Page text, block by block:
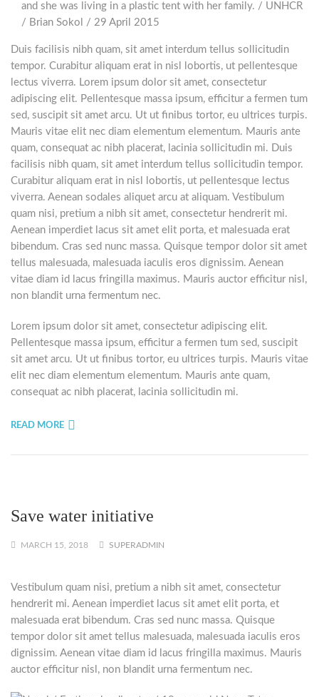
Duis facilisis nibh quam, sit amet interdum tellus sollicitudin
tempor. Curabitur aliquam erat in nisl lobortis, ut pellentesque
lectus viverra. Lorem ipsum dolor sit amet, consectetur
adipiscing elit. Pellentesque massa ipsum, efficitur a fermen tum
sed, suscipit sit amet arcu. Ut ut finibus tortor, eu ultrices turpis.
Mauris vitae elit nec diam elementum elementum. Mauris ante
quam, consequat ac nibh placerat, lacinia sollicitudin mi. Duis
facilisis nibh quam, sit amet interdum tellus sollicitudin tempor.
Curabitur aliquam erat in nisl lobortis, ut pellentesque lectus
viverra. Aenean sodales aliquet arcu at aliquam. Vestibulum
quam nisi, pretium a nibh sit amet, consectetur hendrerit mi.
Aenean imperdiet lacus sit amet elit porta, et malesuada erat
bibendum. Cras sed nunc massa. Quisque tempor dolor sit amet
tellus malesuada, malesuada iaculis eros dignissim. Aenean
vitae diam id lacus fringilla maximus. Mauris auctor efficitur nisl,
non blandit urna fermentum nec.
Lorem ipsum dolor sit amet, consectetur adipiscing elit.
Pellentesque massa ipsum, efficitur a fermen tum sed, suscipit
sit amet arcu. Ut ut finibus tortor, eu ultrices turpis. Mauris vitae
elit nec diam elementum elementum. Mauris ante quam,
consequat ac nibh placerat, lacinia sollicitudin mi.
READ MORE
Save water initiative
MARCH 15, 2018 SUPERADMIN
Vestibulum quam nisi, pretium a nibh sit amet, consectetur
hendrerit mi. Aenean imperdiet lacus sit amet elit porta, et
malesuada erat bibendum. Cras sed nunc massa. Quisque
tempor dolor sit amet tellus malesuada, malesuada iaculis eros
dignissim. Aenean vitae diam id lacus fringilla maximus. Mauris
auctor efficitur nisl, non blandit urna fermentum nec.